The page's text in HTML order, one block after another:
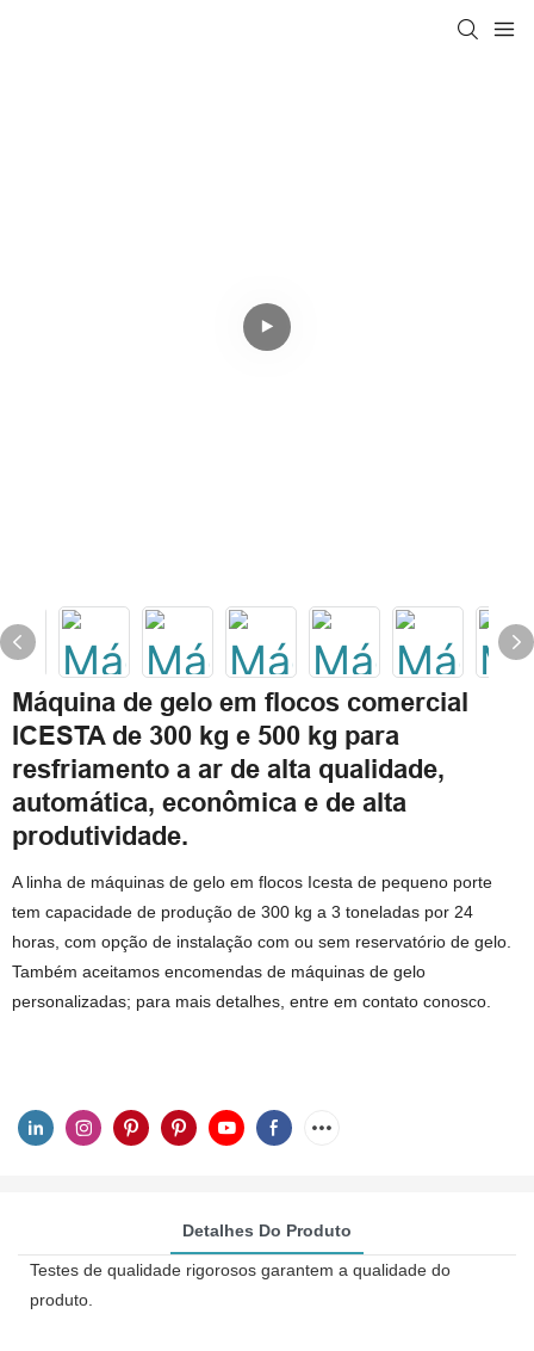
Máquina de gelo em flocos comercial
ICESTA de 300 kg e 500 kg para
resfriamento a ar de alta qualidade,
automática, econômica e de alta
produtividade.
A linha de máquinas de gelo em flocos Icesta de pequeno porte
tem capacidade de produção de 300 kg a 3 toneladas por 24
horas, com opção de instalação com ou sem reservatório de gelo.
Também aceitamos encomendas de máquinas de gelo
personalizadas; para mais detalhes, entre em contato conosco.
Detalhes Do Produto
Testes de qualidade rigorosos garantem a qualidade do
produto.